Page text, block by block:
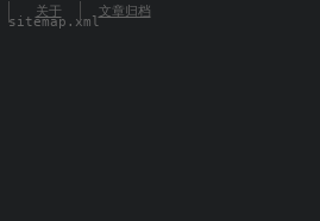
sitemap.xml
关于 文章归档